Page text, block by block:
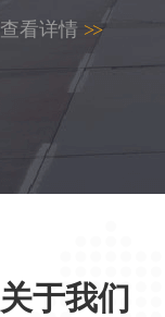
查看详情 >>
关于我们